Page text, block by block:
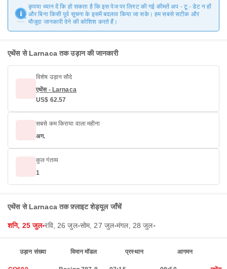
कृपया ध्यान दें कि हो सकता है कि इस पेज पर लिस्ट की गई कीमतें अप - टू - डेट न हों
और बिना किसी पूर्व सूचना के इसमें बदलाव किया जा सके। हम सबसे सटीक और
मौजूदा जानकारी देने की कोशिश करते हैं।
एथेंस से Larnaca तक उड़ान की जानकारी
विशेष उड़ान सौदे
एथेंस - Larnaca
US$ 62.57
सबसे कम किराया वाला महीना
अग.
कुल गंतव्य
1
एथेंस से Larnaca तक फ़्लाइट शेड्यूल जाँचें
शनि, 25 जुल॰रवि, 26 जुल॰सोम, 27 जुल॰मंगल, 28 जुल॰
उड़ान संख्या विमान मॉडल प्रस्थान आगमन